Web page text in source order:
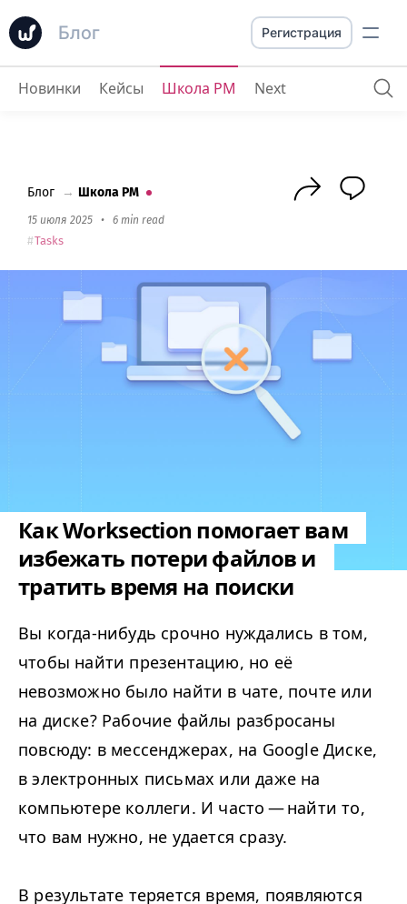
Блог
Как Worksection помогает вам избежать потери файлов и тратить время на поиски
Регистрация
Новинки Кейсы Школа PM Next
Блог → Школа PM
15 июля 2025 • 6 min read
Tasks
Как Worksection помогает вам
избежать потери файлов и
тратить время на поиски
Вы когда-нибудь срочно нуждались в том,
чтобы найти презентацию, но её
невозможно было найти в чате, почте или
на диске? Рабочие файлы разбросаны
повсюду: в мессенджерах, на Google Диске,
в электронных письмах или даже на
компьютере коллеги. И часто — найти то,
что вам нужно, не удается сразу.
В результате теряется время, появляются